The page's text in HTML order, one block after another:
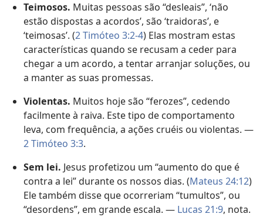
Teimosos. Muitas pessoas são “desleais”, ‘não
estão dispostas a acordos’, são ‘traidoras’, e
‘teimosas’. (2 Timóteo 3:2-4) Elas mostram estas
características quando se recusam a ceder para
chegar a um acordo, a tentar arranjar soluções, ou
a manter as suas promessas.
Violentas. Muitos hoje são “ferozes”, cedendo
facilmente à raiva. Este tipo de comportamento
leva, com frequência, a ações cruéis ou violentas. —
2 Timóteo 3:3.
Sem lei. Jesus profetizou um “aumento do que é
contra a lei” durante os nossos dias. (Mateus 24:12)
Ele também disse que ocorreriam “tumultos”, ou
“desordens”, em grande escala. — Lucas 21:9, nota.